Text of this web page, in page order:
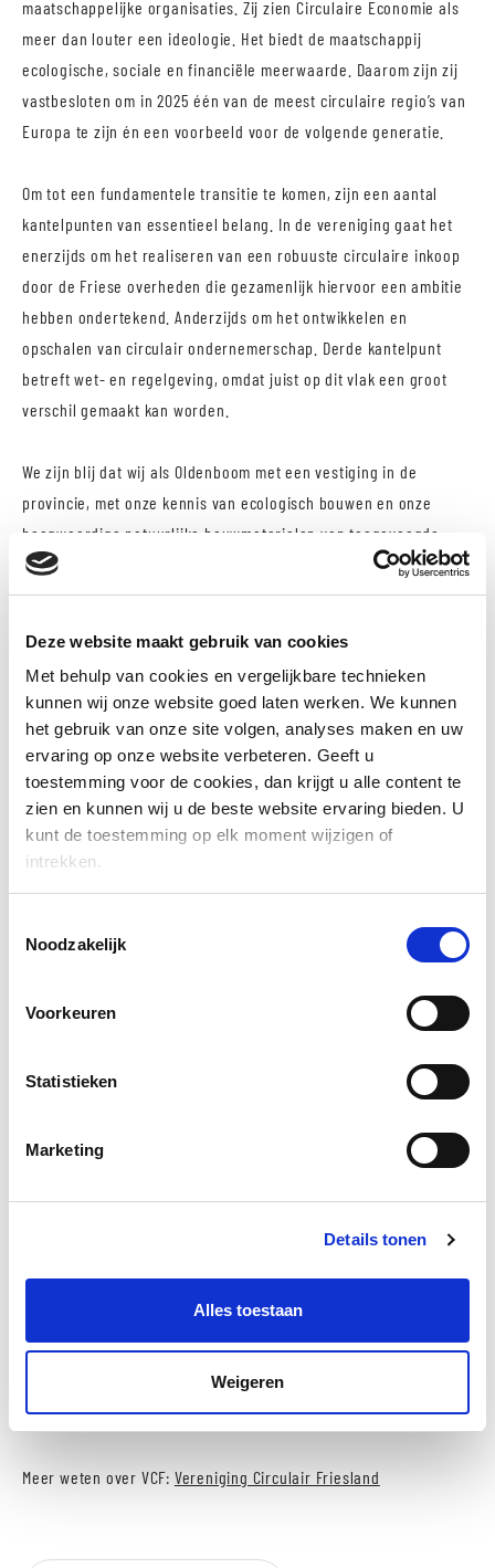
Deze website maakt gebruik van cookies
Met behulp van cookies en vergelijkbare technieken
kunnen wij onze website goed laten werken. We kunnen
het gebruik van onze site volgen, analyses maken en uw
ervaring op onze website verbeteren. Geeft u
toestemming voor de cookies, dan krijgt u alle content te
zien en kunnen wij u de beste website ervaring bieden. U
kunt de toestemming op elk moment wijzigen of
intrekken.
Noodzakelijk
Voorkeuren
Statistieken
Marketing
Details tonen
Alles toestaan
Weigeren
maatschappelijke organisaties. Zij zien Circulaire Economie als
meer dan louter een ideologie. Het biedt de maatschappij
ecologische, sociale en financiële meerwaarde. Daarom zijn zij
vastbesloten om in 2025 één van de meest circulaire regio’s van
Europa te zijn én een voorbeeld voor de volgende generatie.
Om tot een fundamentele transitie te komen, zijn een aantal
kantelpunten van essentieel belang. In de vereniging gaat het
enerzijds om het realiseren van een robuuste circulaire inkoop
door de Friese overheden die gezamenlijk hiervoor een ambitie
hebben ondertekend. Anderzijds om het ontwikkelen en
opschalen van circulair ondernemerschap. Derde kantelpunt
betreft wet- en regelgeving, omdat juist op dit vlak een groot
verschil gemaakt kan worden.
We zijn blij dat wij als Oldenboom met een vestiging in de
provincie, met onze kennis van ecologisch bouwen en onze
hoogwaardige natuurlijke bouwmaterialen van toegevoegde
waarde kunnen zijn en dat we bij kunnen dragen aan een
gezonde en leefbare maatschappij, aan een circulair Fryslân!
Actief op 11 thema’s met vele cross-overs
Triple helix: samenwerking tussen bedrijfsleven, onderwijs
Meer weten over VCF: Vereniging Circulair Friesland